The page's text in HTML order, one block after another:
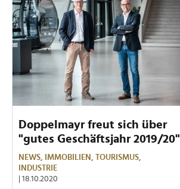
Doppelmayr freut sich über
"gutes Geschäftsjahr 2019/20"
NEWS, IMMOBILIEN,
TOURISMUS,
INDUSTRIE
| 18.10.2020